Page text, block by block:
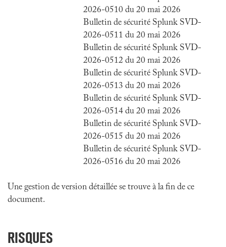
2026-0510 du 20 mai 2026
Bulletin de sécurité Splunk SVD-
2026-0511 du 20 mai 2026
Bulletin de sécurité Splunk SVD-
2026-0512 du 20 mai 2026
Bulletin de sécurité Splunk SVD-
2026-0513 du 20 mai 2026
Bulletin de sécurité Splunk SVD-
2026-0514 du 20 mai 2026
Bulletin de sécurité Splunk SVD-
2026-0515 du 20 mai 2026
Bulletin de sécurité Splunk SVD-
2026-0516 du 20 mai 2026
Une gestion de version détaillée se trouve à la fin de ce
document.
RISQUES